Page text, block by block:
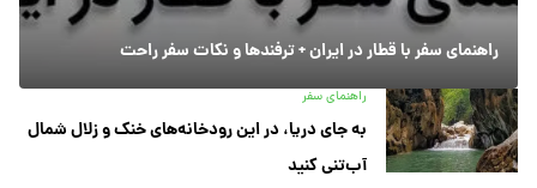
راهنمای سفر با قطار در ایران + ترفندها و نکات سفر راحت
راهنمای سفر
به جای دریا، در این رودخانه‌های خنک و زلال شمال
آب‌تنی کنید